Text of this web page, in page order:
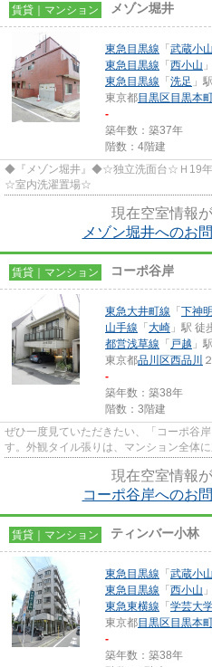
賃貸｜マンション メゾン堀井
東急目黒線 「 武蔵小山
東急目黒線 「 西小山
東急目黒線 「 洗足 」
東京都目黒区 目黒本
-
築年数：築37年
階数：4階建
◆『メゾン堀井』◆☆独立洗面台☆Ｈ19
☆室内洗濯置場☆
現在空室情報
メゾン堀井へのお
賃貸｜マンション コーポ谷岸
東急大井町線 「 下神明
山手線 「 大崎 」駅 徒
都営浅草線 「 戸越 」
東京都品川区西品川
-
築年数：築38年
階数：3階建
ぜひ一度見ていただきたい、「コーポ谷
す。外観タイル張りは、マンション全体
現在空室情報
コーポ谷岸へのお
賃貸｜マンション ティンバー小林
東急目黒線 「 武蔵小山
東急目黒線 「 西小山
東急東横線 「 学芸大
東京都目黒区 目黒本
-
築年数：築38年